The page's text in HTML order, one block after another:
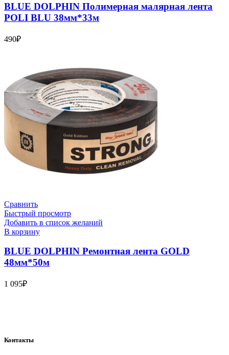
BLUE DOLPHIN Полимерная малярная лента
POLI BLU 38мм*33м
490₽
Сравнить
Быстрый просмотр
Добавить в список желаний
В корзину
BLUE DOLPHIN Ремонтная лента GOLD
48мм*50м
1 095₽
Контакты